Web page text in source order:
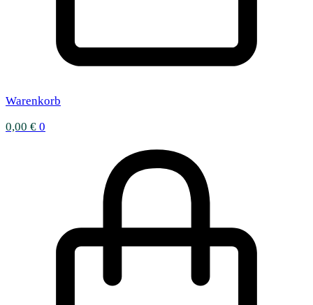
Warenkorb
0,00 € 0